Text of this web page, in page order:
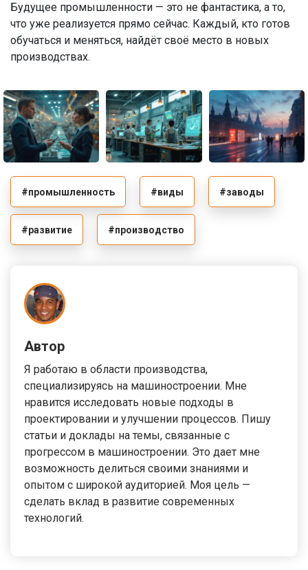
Будущее промышленности — это не фантастика, а то,
что уже реализуется прямо сейчас. Каждый, кто готов
обучаться и меняться, найдёт своё место в новых
производствах.
#промышленность #виды #заводы
#развитие #производство
Автор
Я работаю в области производства,
специализируясь на машиностроении. Мне
нравится исследовать новые подходы в
проектировании и улучшении процессов. Пишу
статьи и доклады на темы, связанные с
прогрессом в машиностроении. Это дает мне
возможность делиться своими знаниями и
опытом с широкой аудиторией. Моя цель —
сделать вклад в развитие современных
технологий.